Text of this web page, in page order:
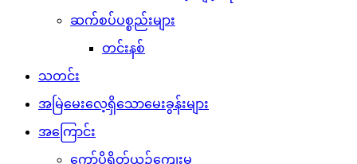
ဆက်စပ်ပစ္စည်းများ
တင်းနစ်
သတင်း
အမြဲမေးလေ့ရှိသောမေးခွန်းများ
အကြောင်း
ကော်ပိုရိတ်ယဉ်ကျေးမှု